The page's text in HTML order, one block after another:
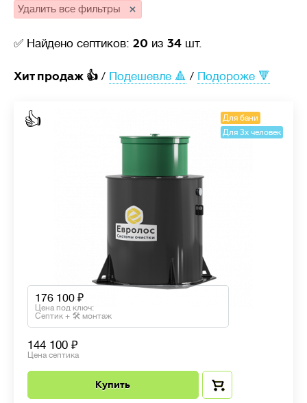
Удалить все фильтры
✅ Найдено септиков: 20 из 34 шт.
Хит продаж 👍 / Подешевле 🔺 / Подороже 🔻
👍
Для бани
Для 3х человек
176 100
Цена под ключ:
Септик + 🛠 монтаж
144 100
Цена септика
Купить
679 000